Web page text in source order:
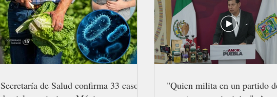
Secretaría de Salud confirma 33 casos
"Quien milita en un partido